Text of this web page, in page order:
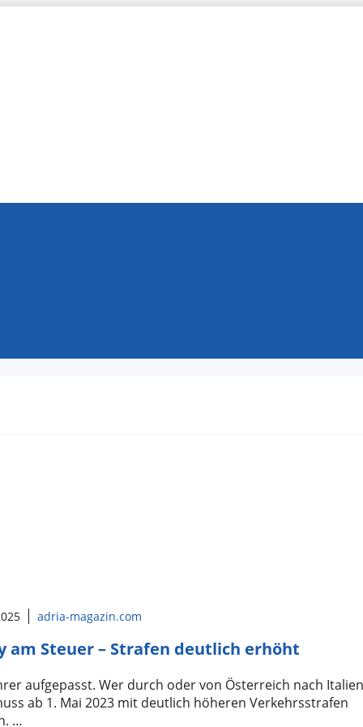
adria-magazin.com
am Steuer – Strafen deutlich erhöht
aufgepasst. Wer durch oder von Österreich nach
ab 1. Mai 2023 mit deutlich höheren Verkehrsstrafen
…